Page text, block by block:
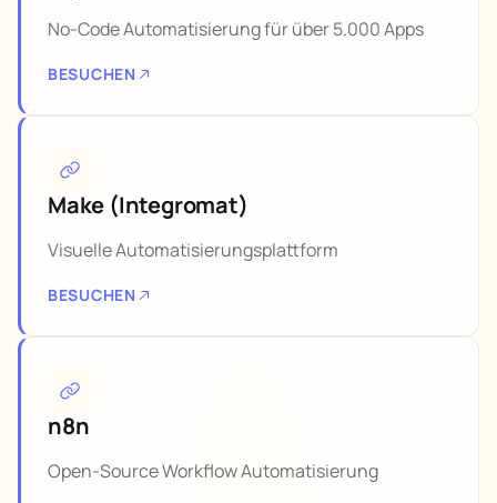
No-Code Automatisierung für über 5.000 Apps
BESUCHEN
Make (Integromat)
Visuelle Automatisierungsplattform
BESUCHEN
n8n
Open-Source Workflow Automatisierung